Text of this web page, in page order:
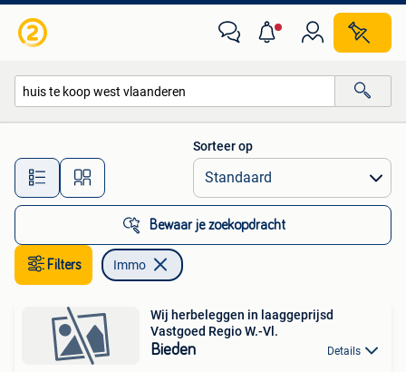
Alle afstanden…
Sorteer op
Bewaar je zoekopdracht
Filters Immo
Wij herbeleggen in laaggeprijsd
Vastgoed Regio W.-Vl.
Bieden Details